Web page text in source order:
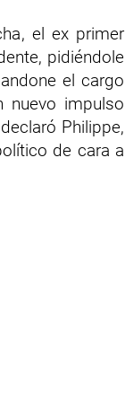
el ex primer
pidiéndole
el cargo
nuevo impulso
Philippe,
de cara a